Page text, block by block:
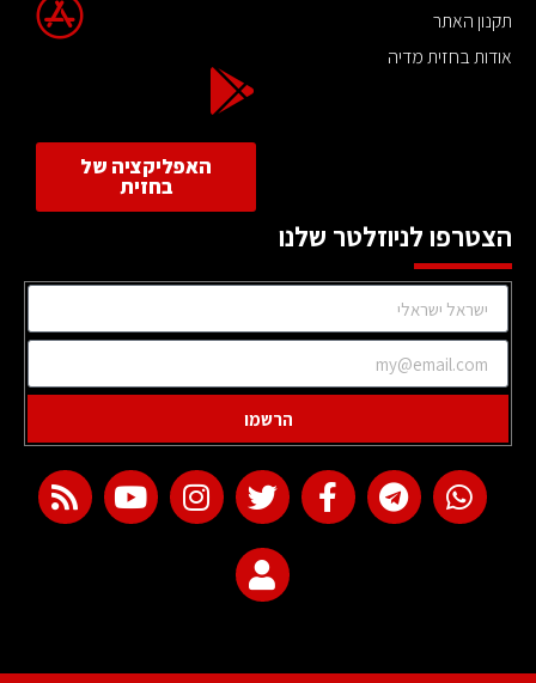
תקנון האתר
אודות בחזית מדיה
האפליקציה של
בחזית
הצטרפו לניוזלטר שלנו
הרשמו